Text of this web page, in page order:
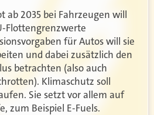
ab 2035 bei Fahrzeugen will
Flottengrenzwerte
für Autos will sie
und dabei zusätzlich den
betrachten (also auch
Klimaschutz soll
Sie setzt vor allem auf
zum Beispiel E-Fuels.